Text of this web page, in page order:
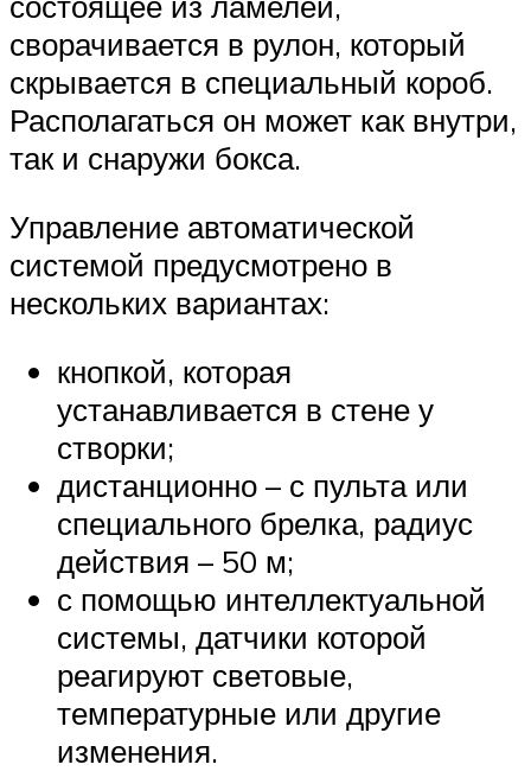
сворачивается в рулон, который
скрывается в специальный короб.
Располагаться он может как внутри,
так и снаружи бокса.
Управление автоматической
системой предусмотрено в
нескольких вариантах:
кнопкой, которая
устанавливается в стене у
створки;
дистанционно – с пульта или
специального брелка, радиус
действия – 50 м;
с помощью интеллектуальной
системы, датчики которой
реагируют световые,
температурные или другие
изменения.